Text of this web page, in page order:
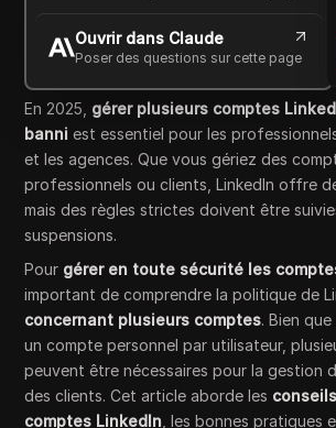
Ouvrir dans Claude
Poser des questions sur cette page
Copy Link
En 2025, gérer plusieurs comptes
banni est essentiel pour les
et les agences. Que vous gériez des
professionnels ou clients, LinkedIn offre
mais des règles strictes doivent être
suspensions.
Pour gérer en toute sécurité les
important de comprendre la politique de
concernant plusieurs comptes. Bien
un compte personnel par utilisateur,
peuvent être nécessaires pour la gestion
des clients. Cet article aborde les
comptes LinkedIn , les bonnes pratiques